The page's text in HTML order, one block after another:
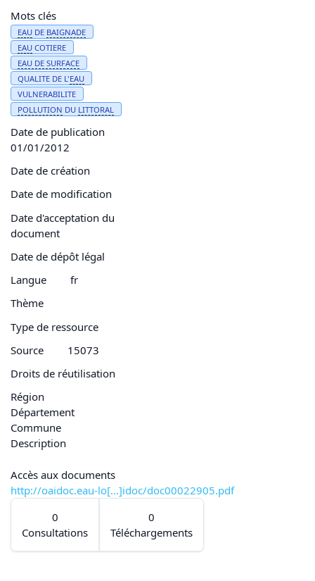
Mots clés
EAU DE BAIGNADE
EAU COTIERE
EAU DE SURFACE
QUALITE DE L'EAU
VULNERABILITE
POLLUTION DU LITTORAL
Date de publication
01/01/2012
Date de création
Date de modification
Date d'acceptation du
document
Date de dépôt légal
Langue
fr
Thème
Type de ressource
Source
15073
Droits de réutilisation
Région
Département
Commune
Description
Accès aux documents
http://oaidoc.eau-lo[...]idoc/doc00022905.pdf
0
Consultations
0
Téléchargements